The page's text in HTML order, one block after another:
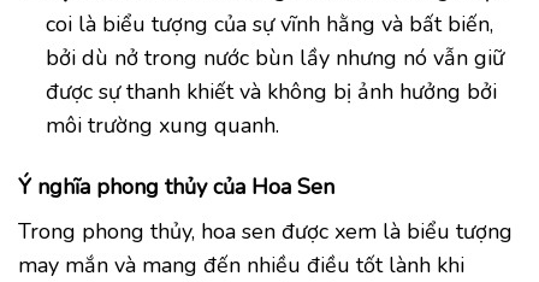
coi là biểu tượng của sự vĩnh hằng và bất biến,
bởi dù nở trong nước bùn lầy nhưng nó vẫn giữ
được sự thanh khiết và không bị ảnh hưởng bởi
môi trường xung quanh.
Ý nghĩa phong thủy của Hoa Sen
Trong phong thủy, hoa sen được xem là biểu tượng
may mắn và mang đến nhiều điều tốt lành khi